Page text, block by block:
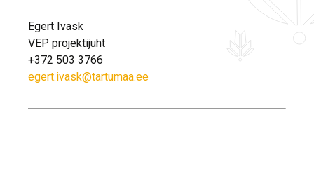
Egert Ivask
VEP projektijuht
+372 503 3766
egert.ivask@tartumaa.ee